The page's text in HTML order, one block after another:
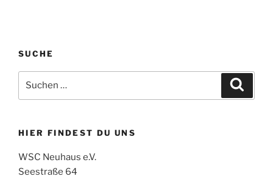
SUCHE
nach:
HIER FINDEST DU UNS
WSC Neuhaus e.V.
Seestraße 64